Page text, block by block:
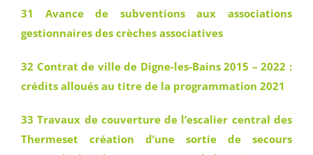
31 Avance de subventions aux associations
gestionnaires des crèches associatives
32 Contrat de ville de Digne-les-Bains 2015 – 2022 :
crédits alloués au titre de la programmation 2021
33 Travaux de couverture de l’escalier central des
Thermeset création d’une sortie de secours